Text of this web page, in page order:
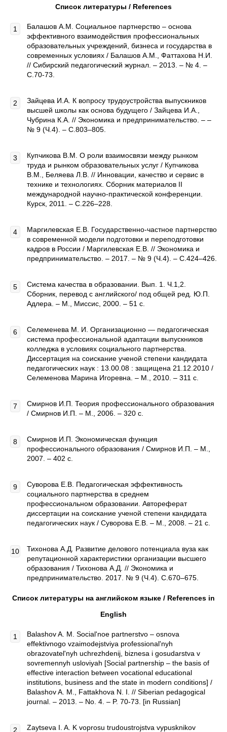
Список литературы / References
Балашов А.М. Социальное партнерство – основа
эффективного взаимодействия профессиональных
образовательных учреждений, бизнеса и государства в
современных условиях / Балашов А.М., Фаттахова Н.И.
// Сибирский педагогический журнал. – 2013. – № 4. –
С.70-73.
Зайцева И.А. К вопросу трудоустройства выпускников
высшей школы как основа будущего / Зайцева И.А.,
Чубрина К.А. // Экономика и предпринимательство. – –
№ 9 (Ч.4). – С.803–805.
Купчикова В.М. О роли взаимосвязи между рынком
труда и рынком образовательных услуг / Купчикова
В.М., Беляева Л.В. // Инновации, качество и сервис в
технике и технологиях. Сборник материалов II
международной научно-практической конференции.
Курск, 2011. – С.226–228.
Маргилевская Е.В. Государственно-частное партнерство
в современной модели подготовки и переподготовки
кадров в России / Маргилевская Е.В. // Экономика и
предпринимательство. – 2017. – № 9 (Ч.4). – С.424–426.
Система качества в образовании. Вып. 1. Ч.1,2.
Сборник, перевод с английского/ под общей ред. Ю.П.
Адлера. – М., Миссис, 2000. – 51 с.
Селеменева М. И. Организационно — педагогическая
система профессиональной адапта­ции выпускников
колледжа в условиях социального партнерства.
Диссертация на соискание ученой степени кандидата
педагогических наук : 13.00.08 : защищена 21.12.2010 /
Селеменова Марина Игоревна. – М., 2010. – 311 с.
Смирнов И.П. Теория профессионального образования
/ Смирнов И.П. – М., 2006. – 320 с.
Смирнов И.П. Экономическая функция
профессионального образования / Смирнов И.П. – М.,
2007. – 402 с.
Суворова Е.В. Педагогическая эффективность
социального партнерства в среднем
профессиональном образовании. Автореферат
диссертации на соискание ученой степени кандидата
педагогических наук / Суворова Е.В. – М., 2008. – 21 с.
Тихонова А.Д. Развитие делового потенциала вуза как
репутационной характеристики организации высшего
образования / Тихонова А.Д. // Экономика и
предпринимательство. 2017. № 9 (Ч.4). С.670–675.
Список литературы на английском языке / References in
English
Balashov A. M. Social'noe partnerstvo – osnova
effektivnogo vzaimodejstviya professional'nyh
obrazovatel'nyh uchrezhdenij, biznesa i gosudarstva v
sovremennyh usloviyah [Social partnership – the basis of
effective interaction between vocational educational
institutions, business and the state in modern conditions] /
Balashov A. M., Fattakhova N. I. // Siberian pedagogical
journal. – 2013. – No. 4. – P. 70-73. [in Russian]
Zaytseva I. A. K voprosu trudoustrojstva vypusknikov